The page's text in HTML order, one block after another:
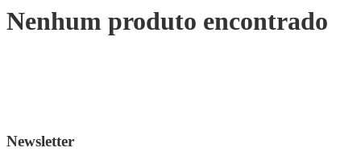
Nenhum produto encontrado
Newsletter